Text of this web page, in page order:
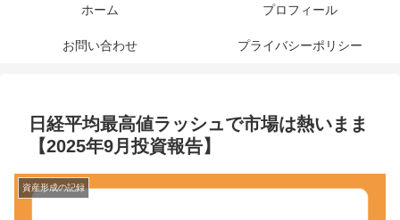
ホーム プロフィール
お問い合わせ プライバシーポリシー
日経平均最高値ラッシュで市場は熱いまま
【2025年9月投資報告】
資産形成の記録